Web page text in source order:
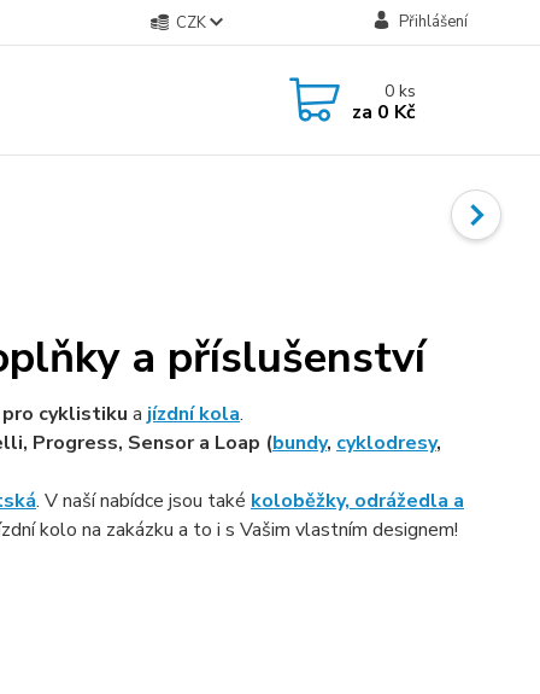
CZK Přihlášení
0ks
za 0 Kč
a příslušenství
cyklistiku a jízdní kola.
Progress, Sensor a Loap (bundy, cyklodresy,
. V naší nabídce jsou také koloběžky, odrážedla a
kolo na zakázku a to i s Vašim vlastním designem!